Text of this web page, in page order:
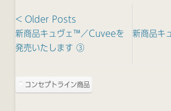
< Older Posts
新商品キュヴェ™／Cuveeを
発売いたします ③
新商品キ
コンセプトライン商品